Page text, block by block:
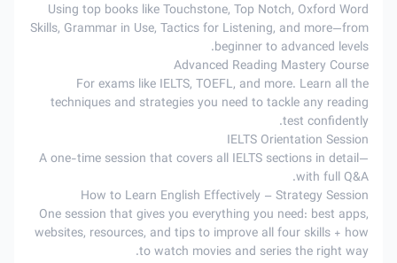
Using top books like Touchstone, Top Notch, Oxford Word
Skills, Grammar in Use, Tactics for Listening, and more—from
beginner to advanced levels.
Advanced Reading Mastery Course
For exams like IELTS, TOEFL, and more. Learn all the
techniques and strategies you need to tackle any reading
test confidently.
IELTS Orientation Session
A one-time session that covers all IELTS sections in detail—
with full Q&A.
How to Learn English Effectively – Strategy Session
One session that gives you everything you need: best apps,
websites, resources, and tips to improve all four skills + how
to watch movies and series the right way.